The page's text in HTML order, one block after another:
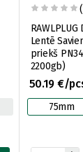
Lentē
priekš
2200gb)
50.19 €/
75mm